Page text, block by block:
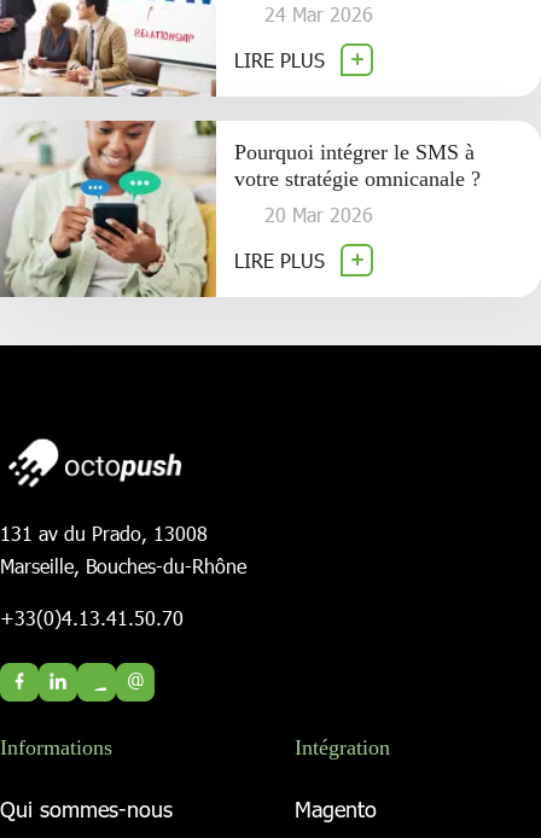
24 Mar 2026
LIRE PLUS
Pourquoi intégrer le SMS à
votre stratégie omnicanale ?
20 Mar 2026
LIRE PLUS
131 av du Prado, 13008
Marseille, Bouches-du-Rhône
+33(0)4.13.41.50.70
@
Informations
Qui sommes-nous
Intégration
Magento